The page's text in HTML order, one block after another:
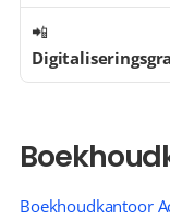
Boekhoudkantoor